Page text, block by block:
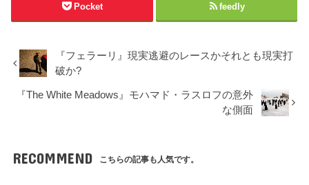
Pocket feedly
『フェラーリ』現実逃避のレースかそれとも現実打
破か?
『The White Meadows』モハマド・ラスロフの意外
な側面
RECOMMEND こちらの記事も人気です。